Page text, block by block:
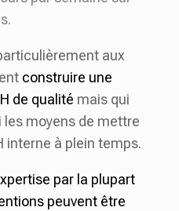
aux
construire une
de qualité mais qui
les moyens de mettre
interne à plein temps.
par la plupart
peuvent être